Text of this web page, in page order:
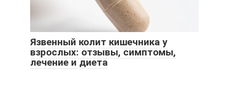
Язвенный колит кишечника у
взрослых: отзывы, симптомы,
лечение и диета